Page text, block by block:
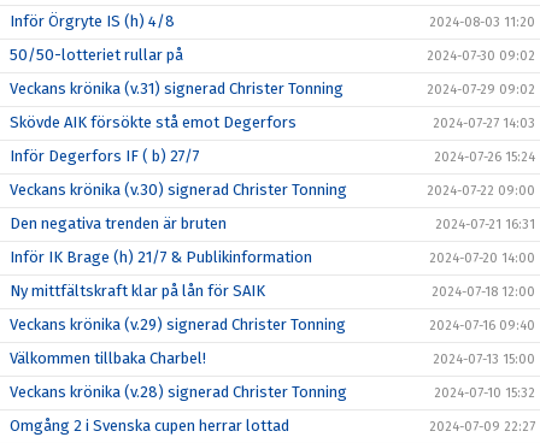
Inför Örgryte IS (h) 4/8 2024-08-03 11:20
50/50-lotteriet rullar på 2024-07-30 09:02
Veckans krönika (v.31) signerad Christer Tonning 2024-07-29 09:02
Skövde AIK försökte stå emot Degerfors 2024-07-27 14:03
Inför Degerfors IF ( b) 27/7 2024-07-26 15:24
Veckans krönika (v.30) signerad Christer Tonning 2024-07-22 09:00
Den negativa trenden är bruten 2024-07-21 16:31
Inför IK Brage (h) 21/7 & Publikinformation 2024-07-20 14:00
Ny mittfältskraft klar på lån för SAIK 2024-07-18 12:00
Veckans krönika (v.29) signerad Christer Tonning 2024-07-16 09:40
Välkommen tillbaka Charbel! 2024-07-13 15:00
Veckans krönika (v.28) signerad Christer Tonning 2024-07-10 15:32
Omgång 2 i Svenska cupen herrar lottad 2024-07-09 22:27